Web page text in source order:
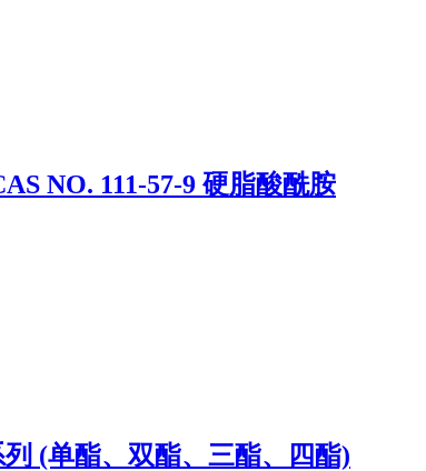
NO. 111-57-9 硬脂酸酰胺
(单酯、双酯、三酯、四酯)